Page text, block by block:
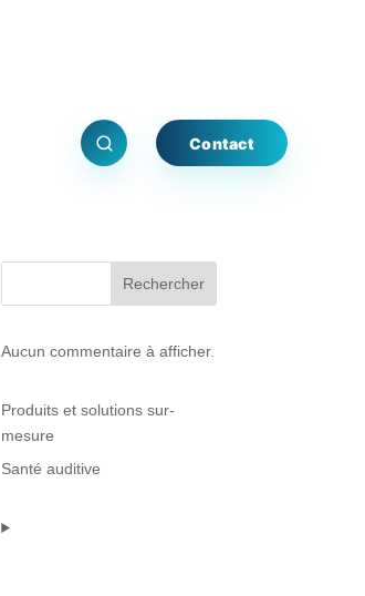
Contact
Rechercher
Aucun commentaire à afficher.
Produits et solutions sur-
mesure
Santé auditive